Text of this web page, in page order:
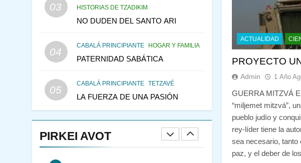
03
HISTORIAS DE TZADIKIM
NO DUDEN DEL SANTO ARI
04
CABALÁ PRINCIPIANTE HOGAR Y FAMILIA
PATERNIDAD SABÁTICA
05
CABALÁ PRINCIPIANTE TETZAVÉ
LA FUERZA DE UNA PASIÓN
PIRKEI AVOT
DEL TEMPLO Y LA
ALEGRÍA EN MEDIO DE
MES DE MENAJEM AV
147
VEAMOS ¿POR QUÉ
DE LAS MUJERES
PENSAMIENTO JUDÍO
1
JASIDUT
ACTUALIDAD
PROYECTO
Admin 1 Año
GUERRA MITZVÁ
“miljemet mitzvá”,
pueblo judío y
rey-líder tiene la
sea necesario, tanto
paz, y el deber de